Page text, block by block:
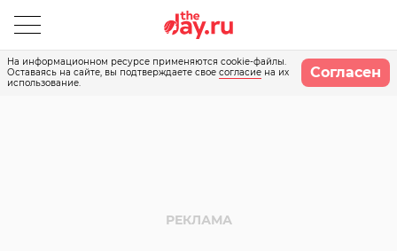
На информационном ресурсе применяются cookie-файлы.
Оставаясь на сайте, вы подтверждаете свое согласие на их
использование.
Согласен